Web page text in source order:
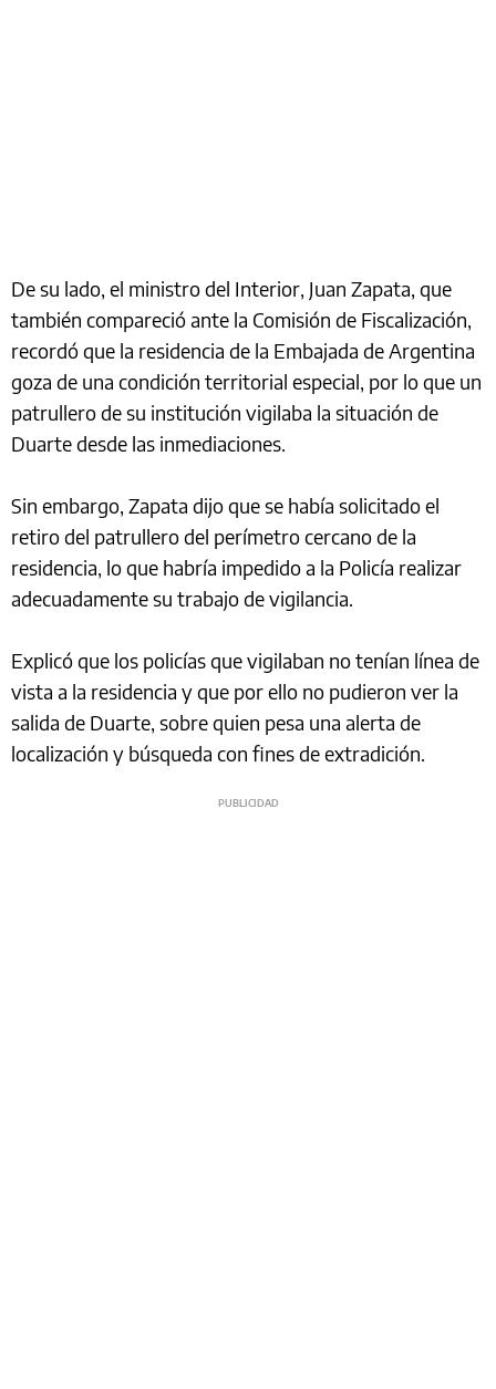
De su lado, el ministro del Interior, Juan Zapata, que
también compareció ante la Comisión de Fiscalización,
recordó que la residencia de la Embajada de Argentina
goza de una condición territorial especial, por lo que un
patrullero de su institución vigilaba la situación de
Duarte desde las inmediaciones.
Sin embargo, Zapata dijo que se había solicitado el
retiro del patrullero del perímetro cercano de la
residencia, lo que habría impedido a la Policía realizar
adecuadamente su trabajo de vigilancia.
Explicó que los policías que vigilaban no tenían línea de
vista a la residencia y que por ello no pudieron ver la
salida de Duarte, sobre quien pesa una alerta de
localización y búsqueda con fines de extradición.